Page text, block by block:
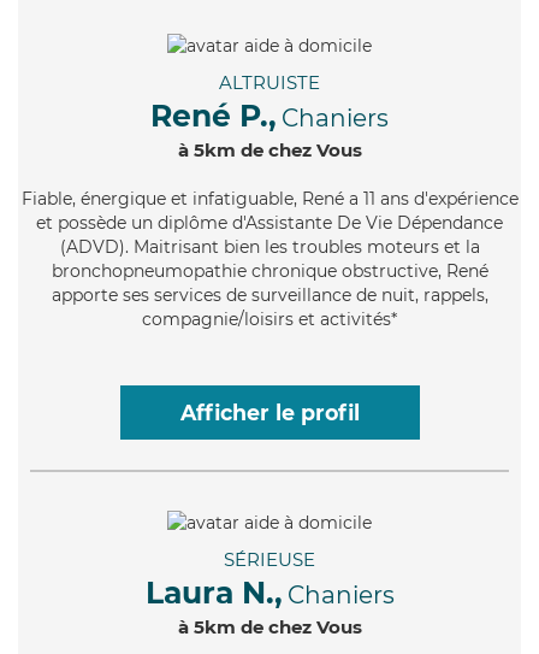
ALTRUISTE
René P., Chaniers
à 5km de chez Vous
Fiable, énergique et infatiguable, René a 11 ans d'expérience
et possède un diplôme d'Assistante De Vie Dépendance
(ADVD). Maitrisant bien les troubles moteurs et la
bronchopneumopathie chronique obstructive, René
apporte ses services de surveillance de nuit, rappels,
compagnie/loisirs et activités*
Afficher le profil
SÉRIEUSE
Laura N., Chaniers
à 5km de chez Vous